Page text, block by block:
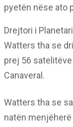
pyetën nëse ato
Drejtori i
Watters tha se
prej 56
Canaveral.
Watters tha se
natën